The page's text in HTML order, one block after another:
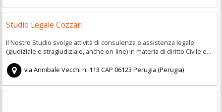
Studio Legale Cozzari
Il Nostro Studio svolge attività di consulenza e assistenza legale
(giudiziale e stragiudiziale, anche on-line) in materia di diritto Civile e...
via Annibale Vecchi n. 113 CAP06123 Perugia (Perugia)